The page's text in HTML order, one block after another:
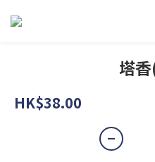
塔
HK$38.00